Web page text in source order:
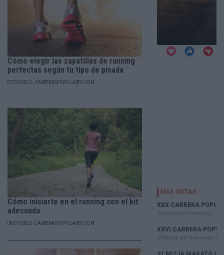
Cómo elegir las zapatillas de running
perfectas según tu tipo de pisada
07/05/2025 - CARRERASPOPULARES.COM
Cómo iniciarte en el running con el kit
adecuado
08/01/2025 - CARRERASPOPULARES.COM